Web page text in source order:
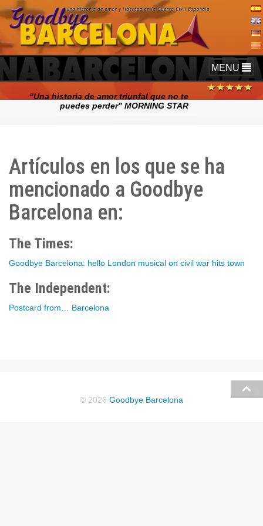
TOGGLE
MENU
“Una historia de amor triunfal que no te
puedes perder” MORNING STAR
Artículos en los que se ha
mencionado a Goodbye
Barcelona en:
The Times:
Goodbye Barcelona: hello London musical on civil war hits town
The Independent:
Postcard from… Barcelona
© 2026 Goodbye Barcelona